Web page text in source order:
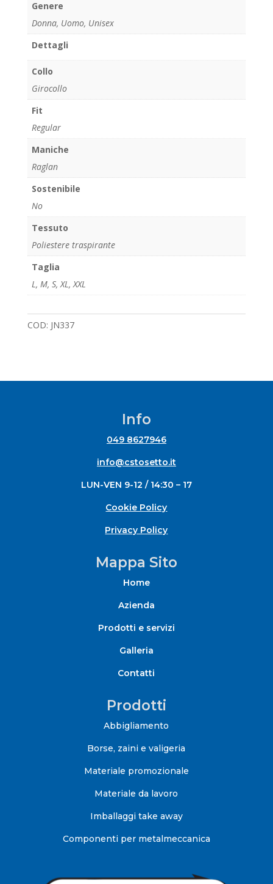
Genere
Donna, Uomo, Unisex
Dettagli
Collo
Girocollo
Fit
Regular
Maniche
Raglan
Sostenibile
No
Tessuto
Poliestere traspirante
Taglia
L , M, S, XL , XXL
COD: JN337
Info
049 8627946
info@cstosetto.it
LUN-VEN 9-12 / 14:30 – 17
Cookie Policy
Privacy Policy
Mappa Sito
Home
Azienda
Prodotti e servizi
Galleria
Contatti
Prodotti
Abbigliamento
Borse, zaini e valigeria
Materiale promozionale
Materiale da lavoro
Imballaggi take away
Componenti per metalmeccanica